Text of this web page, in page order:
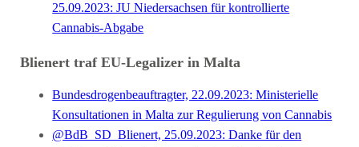
25.09.2023: JU Niedersachsen für kontrollierte
Cannabis-Abgabe
Blienert traf EU-Legalizer in Malta
Bundesdrogenbeauftragter, 22.09.2023: Ministerielle
Konsultationen in Malta zur Regulierung von Cannabis
@BdB_SD_Blienert, 25.09.2023: Danke für den